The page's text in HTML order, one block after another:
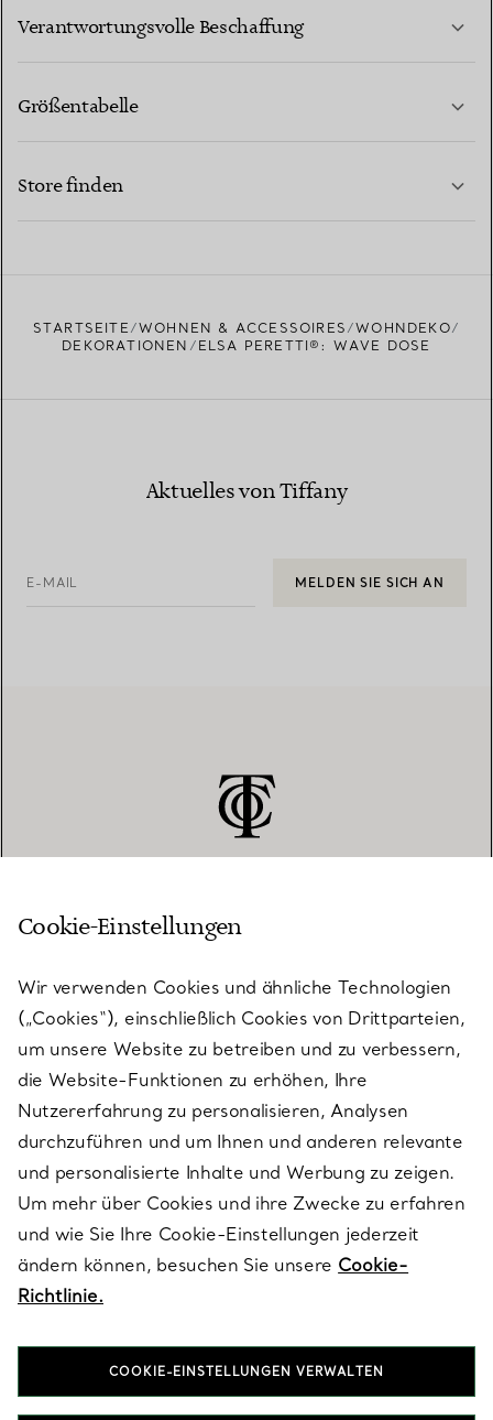
Verantwortungsvolle Beschaffung
Größentabelle
Store finden
STARTSEITE WOHNEN & ACCESSOIRES
WOHNDEKO
DEKORATIONEN
ELSA PERETTI®: WAVE DOSE
Aktuelles von Tiffany
E-MAIL MELDEN SIE SICH AN
KUNDENSERVICE
SERVICES
ÜBER TIFFANY & CO.
RECHTLICHE HINWEISE
FOLGEN SIE UNS
Cookie-Einstellungen
Wir verwenden Cookies und ähnliche Technologien
(„Cookies“), einschließlich Cookies von Drittparteien,
um unsere Website zu betreiben und zu verbessern,
die Website-Funktionen zu erhöhen, Ihre
Nutzererfahrung zu personalisieren, Analysen
durchzuführen und um Ihnen und anderen relevante
und personalisierte Inhalte und Werbung zu zeigen.
Um mehr über Cookies und ihre Zwecke zu erfahren
und wie Sie Ihre Cookie-Einstellungen jederzeit
ändern können, besuchen Sie unsere Cookie-
Richtlinie.
COOKIE-EINSTELLUNGEN VERWALTEN